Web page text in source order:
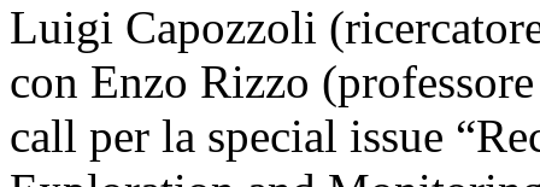
Luigi Capozzoli
con Enzo Rizzo
call per la special issue